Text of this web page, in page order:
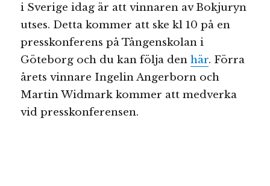
i Sverige idag är att vinnaren av Bokjuryn
utses. Detta kommer att ske kl 10 på en
presskonferens på Tångenskolan i
Göteborg och du kan följa denhär. Förra
årets vinnare Ingelin Angerborn och
Martin Widmark kommer att medverka
vid presskonferensen.